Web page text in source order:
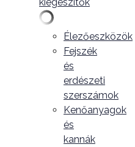
Élezőeszközök
Fejszék
és
erdészeti
szerszámok
Kenőanyagok
és
kannák